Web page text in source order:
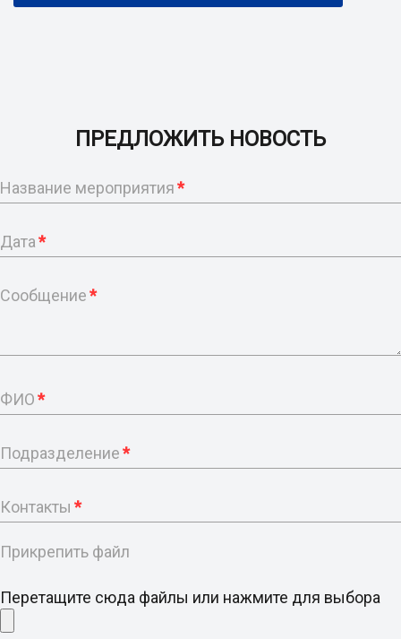
ПРЕДЛОЖИТЬ НОВОСТЬ
Название мероприятия*
Дата*
Сообщение*
ФИО*
Подразделение*
Контакты *
Прикрепить файл
Перетащите сюда файлы или нажмите для выбора